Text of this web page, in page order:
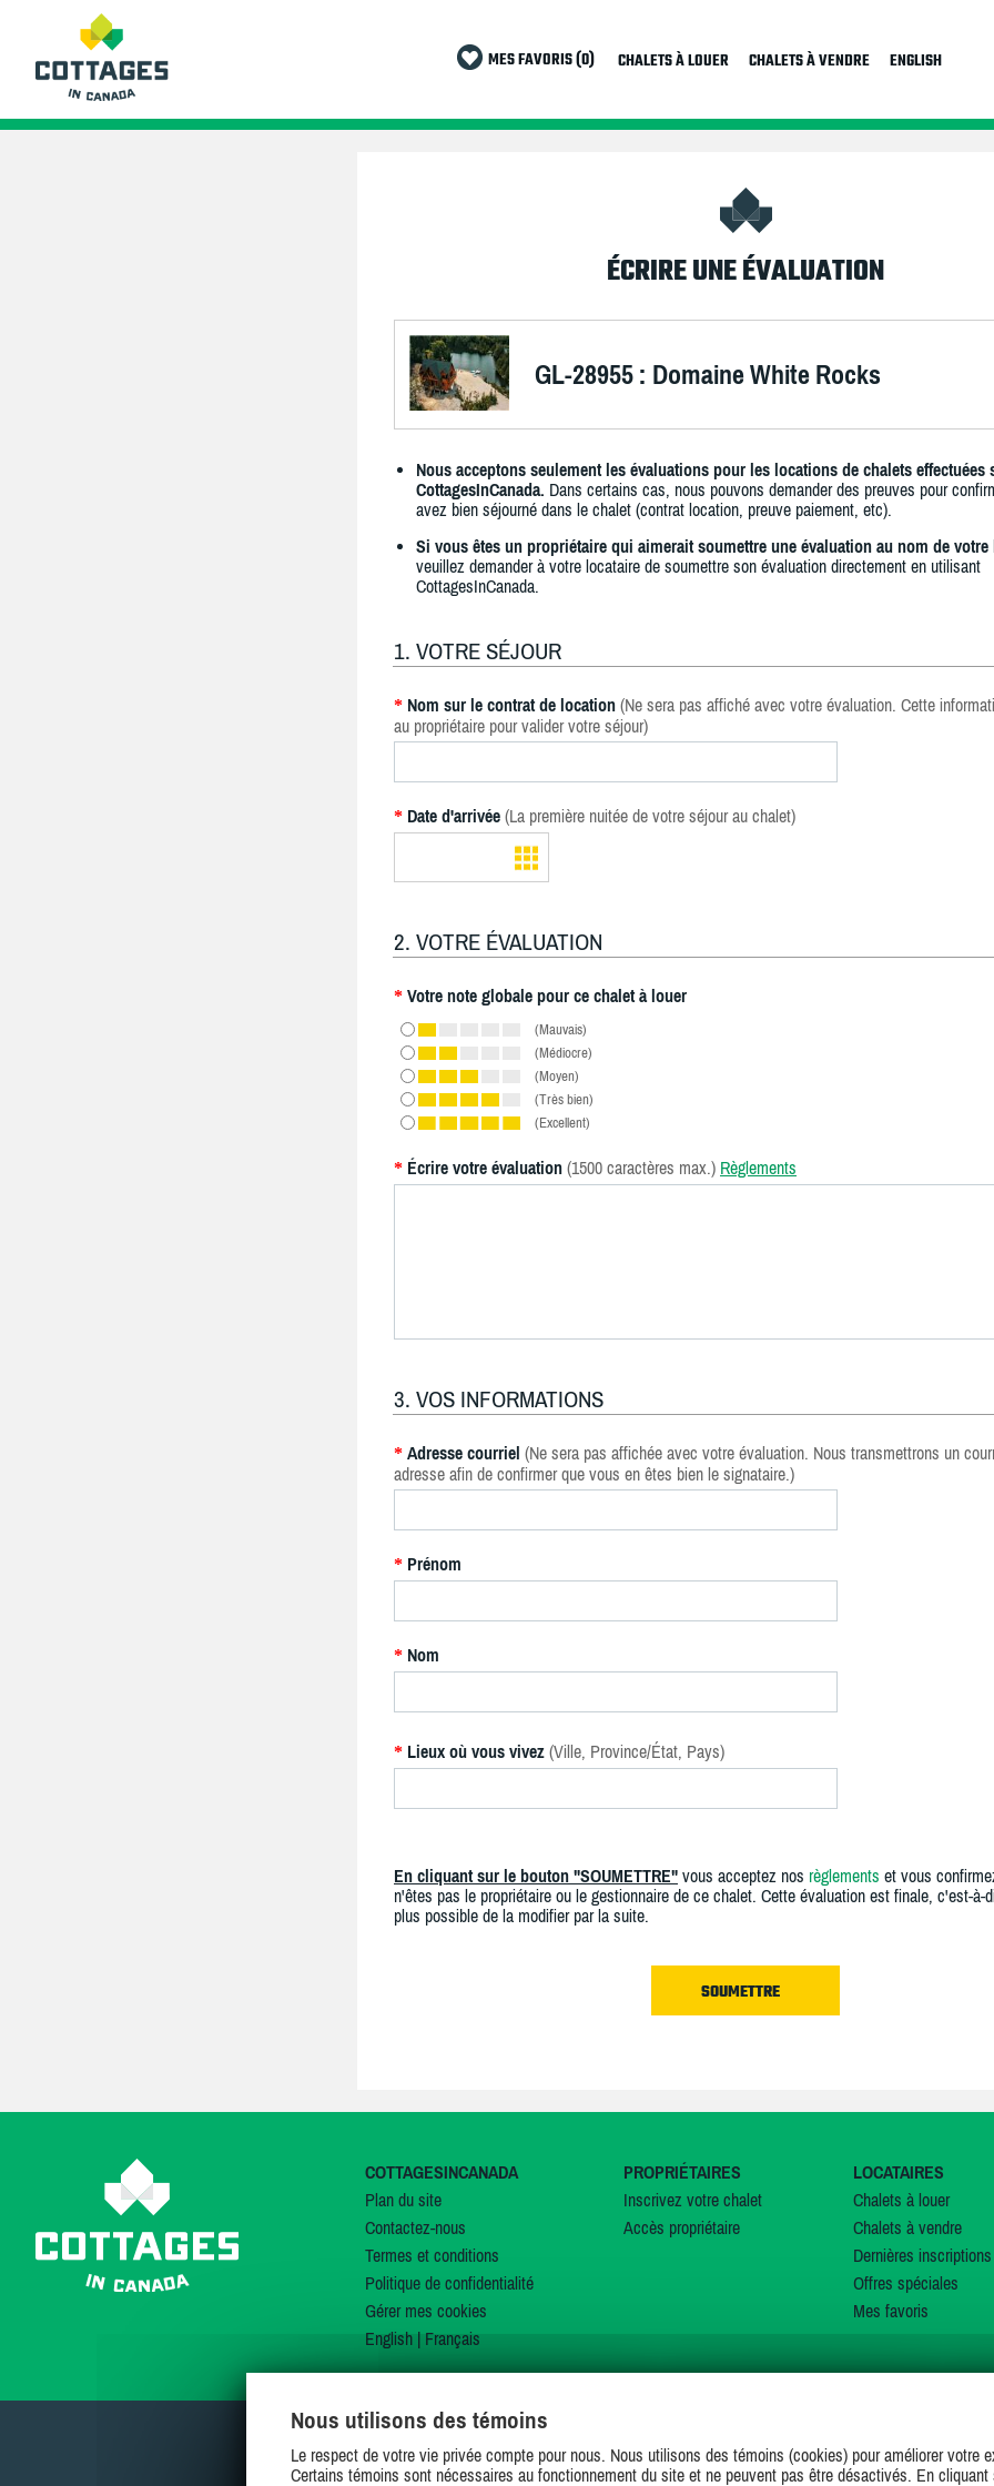
MES FAVORIS (0) CHALETS À LOUER CHALETS À VENDRE ENGLISH
ÉCRIRE UNE ÉVALUATION
GL-28955 : Domaine White Rocks
Nous acceptons seulement les évaluations pour les locations de chalets effectuées
CottagesInCanada. Dans certains cas, nous pouvons demander des preuves pour
avez bien séjourné dans le chalet (contrat location, preuve paiement, etc).
Si vous êtes un propriétaire qui aimerait soumettre une évaluation au nom de votre
veuillez demander à votre locataire de soumettre son évaluation directement en utilisant
CottagesInCanada.
1. VOTRE SÉJOUR
* Nom sur le contrat de location (Ne sera pas affiché avec votre évaluation. Cette
au propriétaire pour valider votre séjour)
* Date d'arrivée (La première nuitée de votre séjour au chalet)
2. VOTRE ÉVALUATION
* Votre note globale pour ce chalet à louer
(Mauvais)
(Médiocre)
(Moyen)
(Très bien)
(Excellent)
* Écrire votre évaluation (1500 caractères max.) Règlements
3. VOS INFORMATIONS
* Adresse courriel (Ne sera pas affichée avec votre évaluation. Nous transmettrons un
adresse afin de confirmer que vous en êtes bien le signataire.)
* Prénom
* Nom
* Lieux où vous vivez (Ville, Province/État, Pays)
En cliquant sur le bouton "SOUMETTRE" vous acceptez nos règlements et vous
n'êtes pas le propriétaire ou le gestionnaire de ce chalet. Cette évaluation est finale, c'est-à-
plus possible de la modifier par la suite.
COTTAGESINCANADA
Plan du site
Contactez-nous
Termes et conditions
Politique de confidentialité
Gérer mes cookies
English| Français
PROPRIÉTAIRES
Inscrivez votre chalet
Accès propriétaire
LOCATAIRES
Chalets à louer
Chalets à vendre
Dernières inscriptions
Offres spéciales
Mes favoris
SUIVEZ-NOUS SUR
Nous utilisons des témoins
Le respect de votre vie privée compte pour nous. Nous utilisons des témoins (cookies) pour améliorer votre
Certains témoins sont nécessaires au fonctionnement du site et ne peuvent pas être désactivés. En